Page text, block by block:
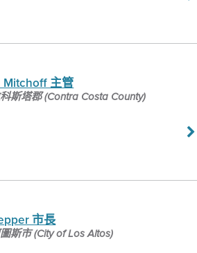
Mitchoff 主管
斯塔郡 (Contra Costa County)
市長
斯市 (City of Los Altos)